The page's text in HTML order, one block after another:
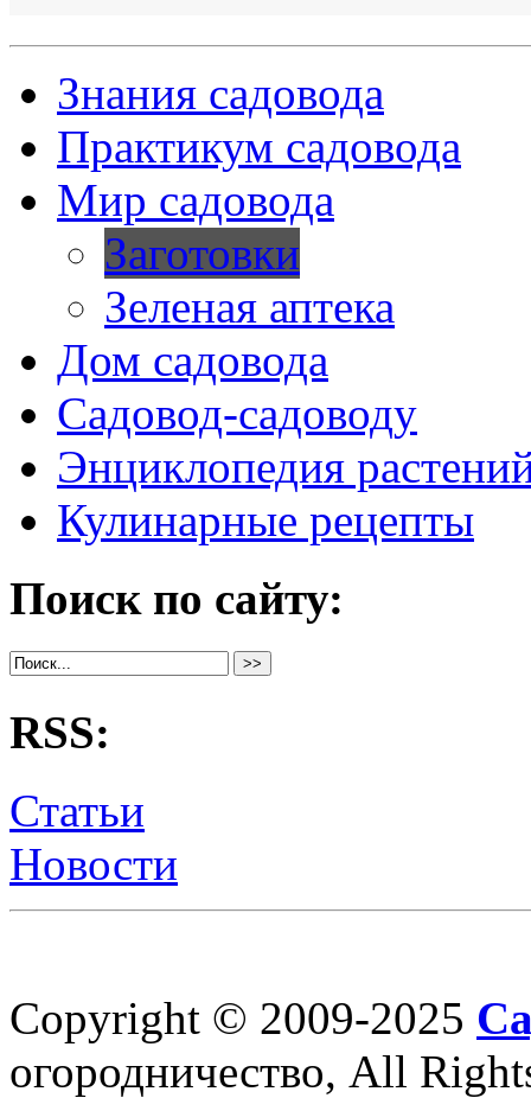
Знания садовода
Практикум садовода
Мир садовода
Заготовки
Зеленая аптека
Дом садовода
Садовод-садоводу
Энциклопедия
Кулинарные рецепты
Поиск по сайту:
RSS:
Статьи
Новости
Copyright © 2009-2025
огородничество, All